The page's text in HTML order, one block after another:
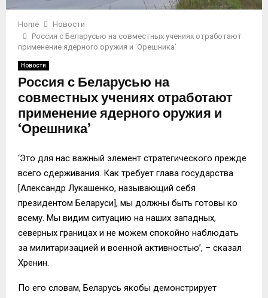
Home
Новости
Россия с Беларусью на совместных учениях отработают
применение ядерного оружия и ‘Орешника’
Новости
Россия с Беларусью на
совместных учениях отработают
применение ядерного оружия и
‘Орешника’
‘Это для нас важный элемент стратегического прежде
всего сдерживания. Как требует глава государства
[Александр Лукашенко, называющий себя
президентом Беларуси], мы должны быть готовы ко
всему. Мы видим ситуацию на наших западных,
северных границах и не можем спокойно наблюдать
за милитаризацией и военной активностью’, – сказал
Хренин.
По его словам, Беларусь якобы демонстрирует